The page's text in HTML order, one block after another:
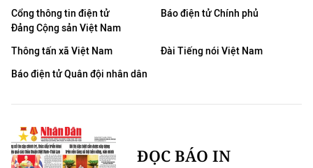
Cổng thông tin điện tử
Đảng Cộng sản Việt Nam
Báo điện tử Chính phủ
Thông tấn xã Việt Nam
Đài Tiếng nói Việt Nam
Báo điện tử Quân đội nhân dân
ĐỌC BÁO IN